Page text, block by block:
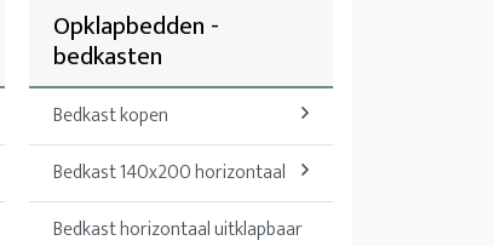
Opklapbedden -
bedkasten
Bedkast kopen
Bedkast 140x200 horizontaal
Bedkast horizontaal uitklapbaar